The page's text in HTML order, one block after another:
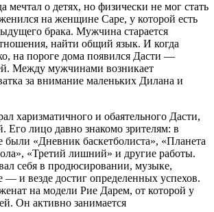
мечтал о детях, но физически не мог стать
на женщине Саре, у которой есть
брака. Мужчина старается
найти общий язык. И когда
на пороге дома появился Дасти —
Между мужчинами возникает
за внимание маленьких Дилана и
харизматичного и обаятельного Дасти,
Его лицо давно знакомо зрителям: в
«Дневник баскетболиста», «Планета
«Третий лишний» и другие работы.
себя в продюсировании, музыке,
— и везде достиг определенных успехов.
на модели Рие Дарем, от которой у
Он активно занимается